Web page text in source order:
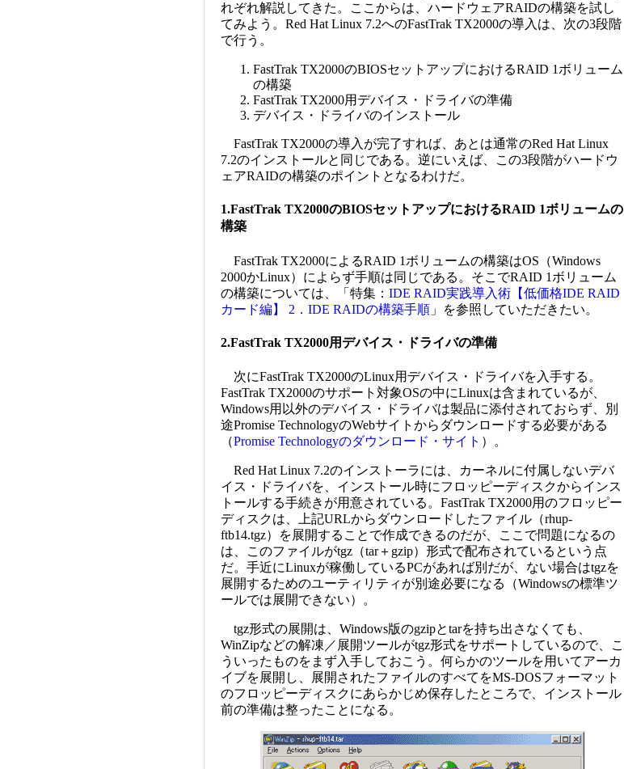
れぞれ解説してきた。ここからは、ハードウェアRAIDの構築を試し
てみよう。Red Hat Linux 7.2へのFastTrak TX2000の導入は、次の3段階
で行う。
FastTrak TX2000のBIOSセットアップにおけるRAID 1ボリューム
の構築
FastTrak TX2000用デバイス・ドライバの準備
デバイス・ドライバのインストール
FastTrak TX2000の導入が完了すれば、あとは通常のRed Hat Linux
7.2のインストールと同じである。逆にいえば、この3段階がハードウ
ェアRAIDの構築のポイントとなるわけだ。
1.FastTrak TX2000のBIOSセットアップにおけるRAID 1ボリュームの
構築
FastTrak TX2000によるRAID 1ボリュームの構築はOS（Windows
2000かLinux）によらず手順は同じである。そこでRAID 1ボリューム
の構築については、「特集： IDE RAID実践導入術【低価格IDE RAID
カード編】 2．IDE RAIDの構築手順 」を参照していただきたい。
2.FastTrak TX2000用デバイス・ドライバの準備
次にFastTrak TX2000のLinux用デバイス・ドライバを入手する。
FastTrak TX2000のサポート対象OSの中にLinuxは含まれているが、
Windows用以外のデバイス・ドライバは製品に添付されておらず、別
途Promise TechnologyのWebサイトからダウンロードする必要がある
（Promise Technologyのダウンロード・サイト ）。
Red Hat Linux 7.2のインストーラには、カーネルに付属しないデバ
イス・ドライバを、インストール時にフロッピーディスクからインス
トールする手続きが用意されている。FastTrak TX2000用のフロッピー
ディスクは、上記URLからダウンロードしたファイル（rhup-
ftb14.tgz）を展開することで作成できるのだが、ここで問題になるの
は、このファイルがtgz（tar＋gzip）形式で配布されているという点
だ。手近にLinuxが稼働しているPCがあれば別だが、ない場合はtgzを
展開するためのユーティリティが別途必要になる（Windowsの標準ツ
ールでは展開できない）。
tgz形式の展開は、Windows版のgzipとtarを持ち出さなくても、
WinZipなどの解凍／展開ツールがtgz形式をサポートしているので、こ
ういったものをまず入手しておこう。何らかのツールを用いてアーカ
イブを展開し、展開されたファイルのすべてをMS-DOSフォーマット
のフロッピーディスクにあらかじめ保存したところで、インストール
前の準備は整ったことになる。